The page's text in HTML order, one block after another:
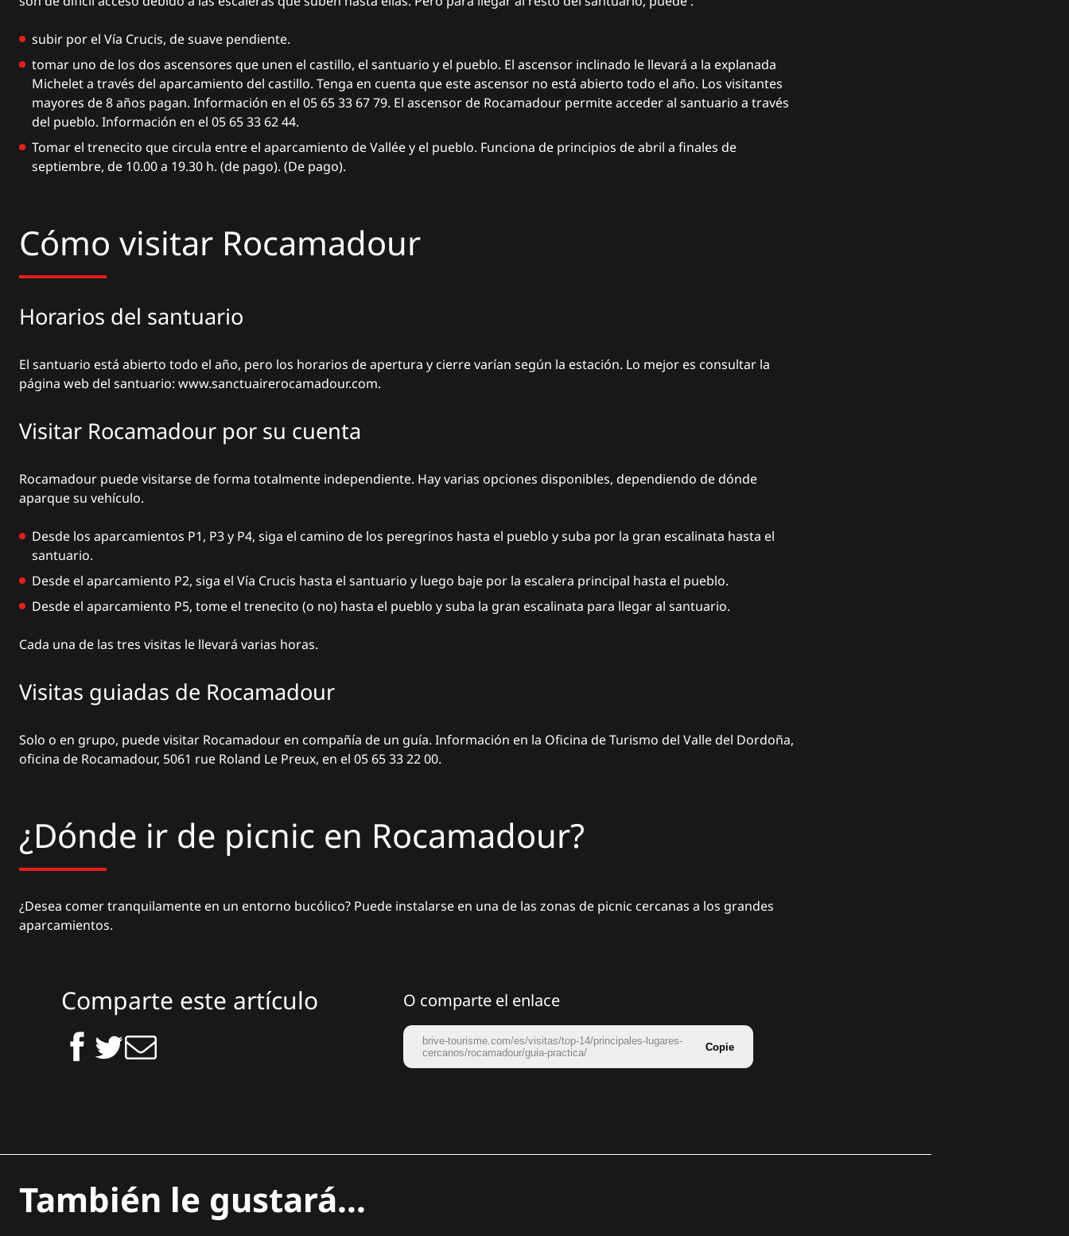
subir por el Vía Crucis, de suave pendiente.
tomar uno de los dos ascensores que unen el castillo, el santuario y el pueblo. El ascensor inclinado le llevará a la explanada
Michelet a través del aparcamiento del castillo. Tenga en cuenta que este ascensor no está abierto todo el año. Los visitantes
mayores de 8 años pagan. Información en el 05 65 33 67 79. El ascensor de Rocamadour permite acceder al santuario a través
del pueblo. Información en el 05 65 33 62 44.
Tomar el trenecito que circula entre el aparcamiento de Vallée y el pueblo. Funciona de principios de abril a finales de
septiembre, de 10.00 a 19.30 h. (de pago). (De pago).
Cómo visitar Rocamadour
Horarios del santuario
El santuario está abierto todo el año, pero los horarios de apertura y cierre varían según la estación. Lo mejor es consultar la
página web del santuario: www.sanctuairerocamadour.com.
Visitar Rocamadour por su cuenta
Rocamadour puede visitarse de forma totalmente independiente. Hay varias opciones disponibles, dependiendo de dónde
aparque su vehículo.
Desde los aparcamientos P1, P3 y P4, siga el camino de los peregrinos hasta el pueblo y suba por la gran escalinata hasta el
santuario.
Desde el aparcamiento P2, siga el Vía Crucis hasta el santuario y luego baje por la escalera principal hasta el pueblo.
Desde el aparcamiento P5, tome el trenecito (o no) hasta el pueblo y suba la gran escalinata para llegar al santuario.
Cada una de las tres visitas le llevará varias horas.
Visitas guiadas de Rocamadour
Solo o en grupo, puede visitar Rocamadour en compañía de un guía. Información en la Oficina de Turismo del Valle del Dordoña,
oficina de Rocamadour, 5061 rue Roland Le Preux, en el 05 65 33 22 00.
¿Dónde ir de picnic en Rocamadour?
¿Desea comer tranquilamente en un entorno bucólico? Puede instalarse en una de las zonas de picnic cercanas a los grandes
aparcamientos.
Comparte este artículo O comparte el enlace
brive-tourisme.com/es/visitas/top-14/principales-lugares-
cercanos/rocamadour/guia-practica/
Copie
También le gustará...